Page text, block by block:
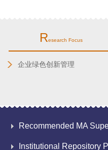
Research Focus
企业绿色创新管理
Recommended MA
Institutional Repository